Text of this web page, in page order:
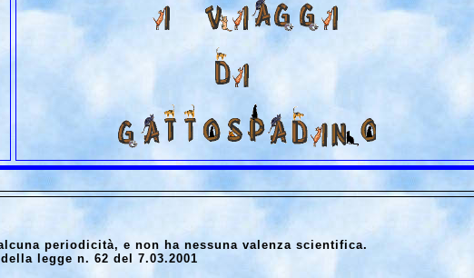
periodicità, e non ha nessuna valenza scientifica.
legge n. 62 del 7.03.2001